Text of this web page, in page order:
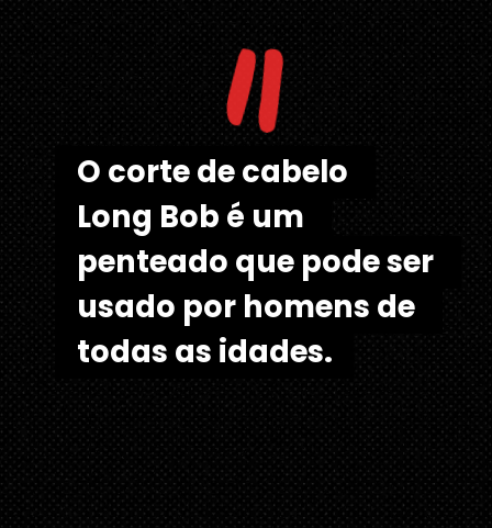
"
O corte de cabelo
Long Bob é um
penteado que pode ser
usado por homens de
todas as idades.
O corte de cabelo
Long Bob é um
penteado que pode ser
usado por homens de
todas as idades.